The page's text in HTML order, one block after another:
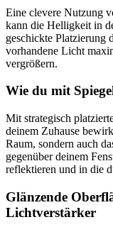
Eine clevere Nutzung
kann die Helligkeit in
geschickte Platzierung
vorhandene Licht
vergrößern.
Wie du mit
Mit strategisch
deinem Zuhause
Raum, sondern auch
gegenüber deinem
reflektieren und in die
Glänzende
Lichtverstärker